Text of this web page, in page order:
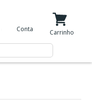
Conta Carrinho